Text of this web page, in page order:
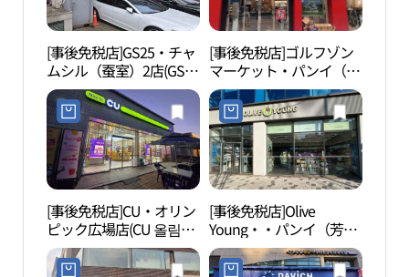
[事後免税店]GS25・チャ
ムシル（蚕室）2店(GS25
잠실2점)
[事後免税店]ゴルフゾン
マーケット・パンイ（芳
荑）店(골프존마켓 방이
점)
[事後免税店]CU・オリン
ピック広場店(CU 올림픽
광장점)
[事後免税店]Olive
Young・・パンイ（芳
荑）市場店(올리브영 방
이시장점)